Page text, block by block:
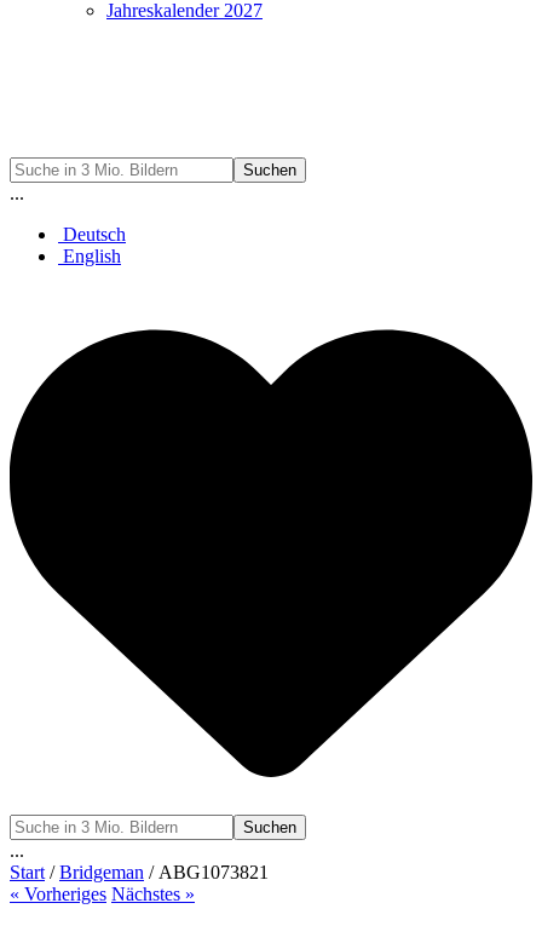
Jahreskalender 2027
Suchen
...
Deutsch
English
Suchen
...
Start/Bridgeman / ABG1073821
« Vorheriges Nächstes »